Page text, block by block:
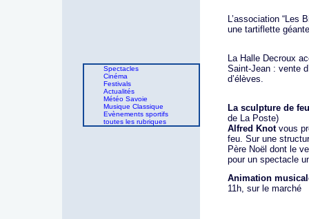
Spectacles
Cinéma
Festivals
Actualités
Météo Savoie
Musique Classique
Evènements sportifs
toutes les rubriques
L’association “Les
une tartiflette
La Halle Decroux
Saint-Jean : vente
d’élèves.
La sculpture de feu
de La Poste)
Alfred Knot vous
feu. Sur une
Père Noël dont le
pour un spectacle
Animation
11h, sur le marché